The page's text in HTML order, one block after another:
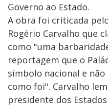
Governo ao Estado.
A obra foi criticada
Rogério Carvalho que
como "uma
reportagem que o
símbolo nacional e
como foi". Carvalho
presidente dos